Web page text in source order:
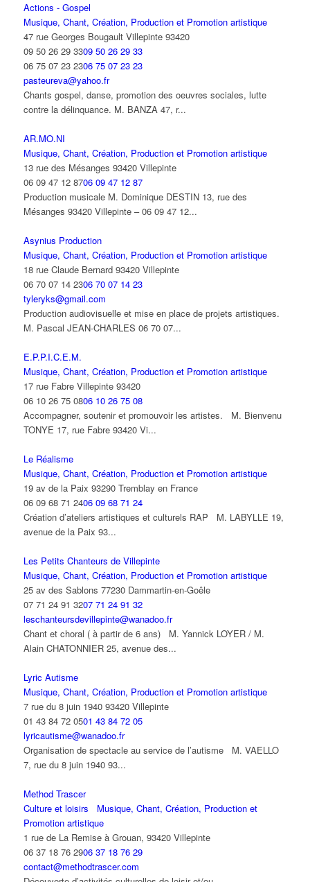
Actions - Gospel
Musique, Chant, Création, Production et Promotion artistique
47 rue Georges Bougault Villepinte 93420
09 50 26 29 3309 50 26 29 33
06 75 07 23 2306 75 07 23 23
pasteureva@yahoo.fr
Chants gospel, danse, promotion des oeuvres sociales, lutte
contre la délinquance. M. BANZA 47, r...
AR.MO.NI
Musique, Chant, Création, Production et Promotion artistique
13 rue des Mésanges 93420 Villepinte
06 09 47 12 8706 09 47 12 87
Production musicale M. Dominique DESTIN 13, rue des
Mésanges 93420 Villepinte – 06 09 47 12...
Asynius Production
Musique, Chant, Création, Production et Promotion artistique
18 rue Claude Bernard 93420 Villepinte
06 70 07 14 2306 70 07 14 23
tyleryks@gmail.com
Production audiovisuelle et mise en place de projets artistiques.
M. Pascal JEAN-CHARLES 06 70 07...
E.P.P.I.C.E.M.
Musique, Chant, Création, Production et Promotion artistique
17 rue Fabre Villepinte 93420
06 10 26 75 0806 10 26 75 08
Accompagner, soutenir et promouvoir les artistes. M. Bienvenu
TONYE 17, rue Fabre 93420 Vi...
Le Réalisme
Musique, Chant, Création, Production et Promotion artistique
19 av de la Paix 93290 Tremblay en France
06 09 68 71 2406 09 68 71 24
Création d’ateliers artistiques et culturels RAP M. LABYLLE 19,
avenue de la Paix 93...
Les Petits Chanteurs de Villepinte
Musique, Chant, Création, Production et Promotion artistique
25 av des Sablons 77230 Dammartin-en-Goêle
07 71 24 91 3207 71 24 91 32
leschanteursdevillepinte@wanadoo.fr
Chant et choral ( à partir de 6 ans) M. Yannick LOYER / M.
Alain CHATONNIER 25, avenue des...
Lyric Autisme
Musique, Chant, Création, Production et Promotion artistique
7 rue du 8 juin 1940 93420 Villepinte
01 43 84 72 0501 43 84 72 05
lyricautisme@wanadoo.fr
Organisation de spectacle au service de l’autisme M. VAELLO
7, rue du 8 juin 1940 93...
Method Trascer
Culture et loisirs
Musique, Chant, Création, Production et
Promotion artistique
1 rue de La Remise à Grouan, 93420 Villepinte
06 37 18 76 2906 37 18 76 29
contact@methodtrascer.com